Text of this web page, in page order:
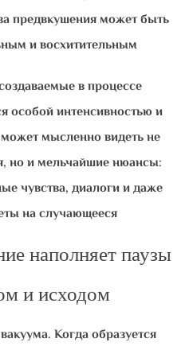
предвкушения может быть
и восхитительным.
в процессе
особой интенсивностью и
мысленно видеть не
но и мельчайшие нюансы:
чувства, диалоги и даже
на случающееся.
наполняет паузы
и исходом
Когда образуется